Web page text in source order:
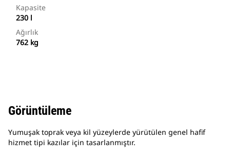
Kapasite
230 l
Ağırlık
762 kg
Görüntüleme
Yumuşak toprak veya kil yüzeylerde yürütülen genel hafif
hizmet tipi kazılar için tasarlanmıştır.